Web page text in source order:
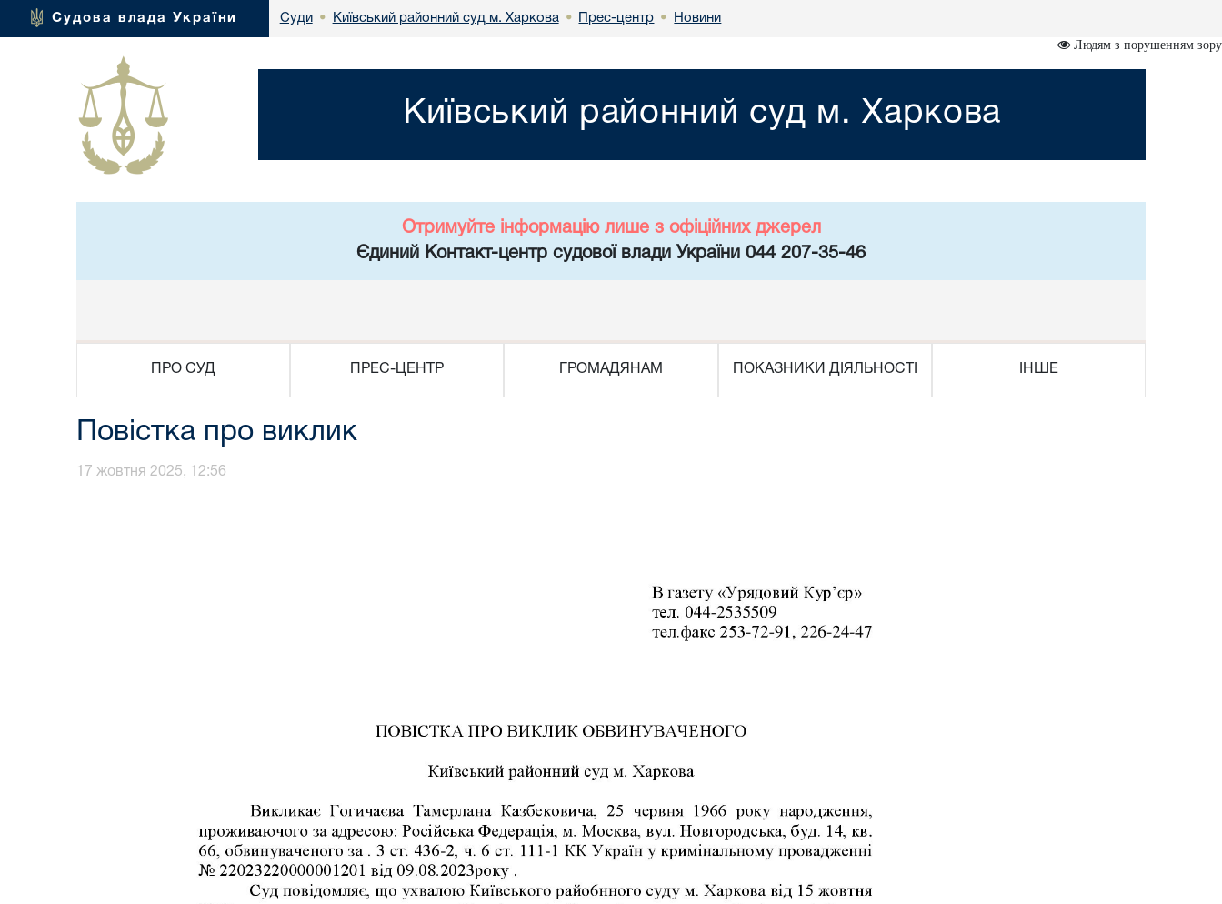
Судова влада України Суди • Київський районний суд м. Харкова • Прес-центр • Новини
Людям з порушенням зору
Київський районний суд м. Харкова
Отримуйте інформацію лише з офіційних джерел
Єдиний Контакт-центр судової влади України 044 207-35-46
ПРО СУД ПРЕС-ЦЕНТР ГРОМАДЯНАМ ПОКАЗНИКИ ДІЯЛЬНОСТІ ІНШЕ
Повістка про виклик
17 жовтня 2025, 12:56